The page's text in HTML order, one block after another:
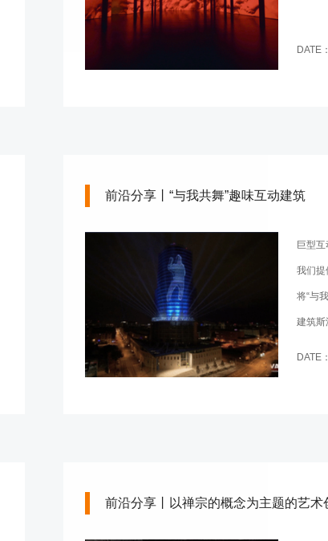
DATE
前沿分享丨“与我共舞”趣味互动建筑
巨型
我们提
将“与
建筑斯
DATE
前沿分享丨以禅宗的概念为主题的艺术